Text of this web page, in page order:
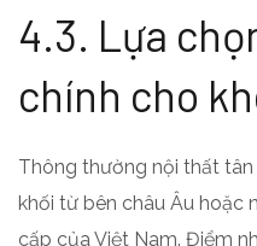
4.3. Lựa
chính cho
Thông thường nội thất
khối từ bên châu Âu hoặc
cấp của Việt Nam. Điểm